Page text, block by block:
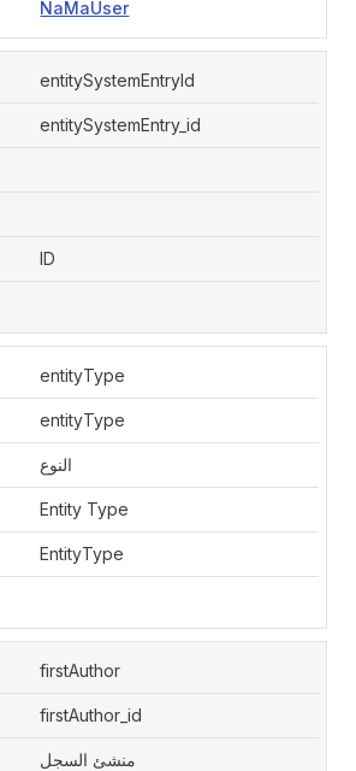
NaMaUser
entitySystemEntryId
entitySystemEntry_id
ID
entityType
entityType
النوع
Entity Type
EntityType
firstAuthor
firstAuthor_id
منشئ السجل